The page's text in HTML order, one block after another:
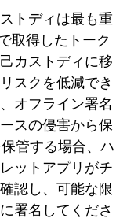
トディは最も重
取得したトーク
カストディに移
スクを低減でき
オフライン署名
スの侵害から保
管する場合、ハ
ットアプリがチ
認し、可能な限
署名してくださ